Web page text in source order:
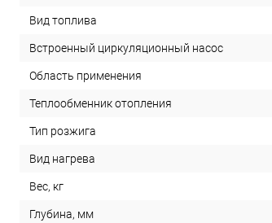
Вид топлива
Встроенный циркуляционный насос
Область применения
Теплообменник отопления
Тип розжига
Вид нагрева
Вес, кг
Глубина, мм